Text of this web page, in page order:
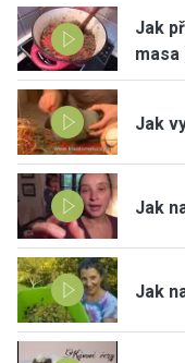
Jak
Jak
Jak
Jak